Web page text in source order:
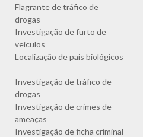
Flagrante de tráfico de
drogas
Investigação de furto de
veículos
Localização de pais biológicos
Investigação de tráfico de
drogas
Investigação de crimes de
ameaças
Investigação de ficha criminal